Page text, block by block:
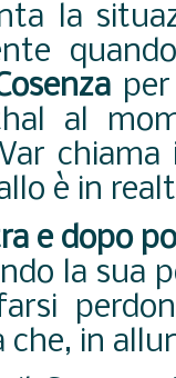
la
per
al
chiama
è in
e dopo
la sua
che, in